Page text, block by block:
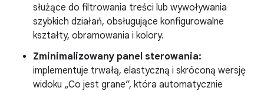
służące do filtrowania treści lub wywoływania
szybkich działań, obsługujące konfigurowalne
kształty, obramowania i kolory.
Zminimalizowany panel sterowania:
implementuje trwałą, elastyczną i skróconą wersję
widoku „Co jest grane”, która automatycznie